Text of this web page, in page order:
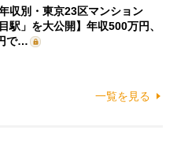
年収別・東京23区マンション
目駅」を大公開】年収500万円、
で…
一覧を見る